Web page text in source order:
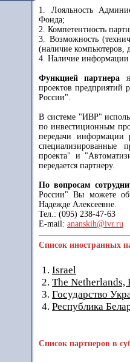
1. Лояльность
Фонда;
2. Компетентность
3. Возможность
(наличие компьютеров,
4. Наличие
Функцией партнера
проектов предприятий
России".
В системе "ИВР"
по инвестиционным
передачи информации
специализированные
проекта" и
передается партнеру.
По вопросам
России" Вы можете
Надежде Алексеевне.
Тел.: (095) 238-47-63
E-mail: ananskih@ivr.ru
Список иностранных
1. Israel
2. The
3. Государство
4. Республика
Список партнеров в